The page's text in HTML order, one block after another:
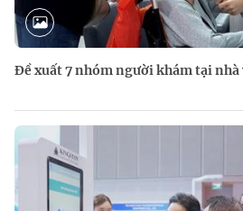
Đề xuất 7 nhóm người khám tại nhà